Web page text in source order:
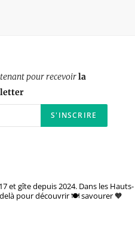
pour recevoirla
et gîte depuis 2024. Dans les Hauts-
pour découvrir 🍽️ savourer 🧡